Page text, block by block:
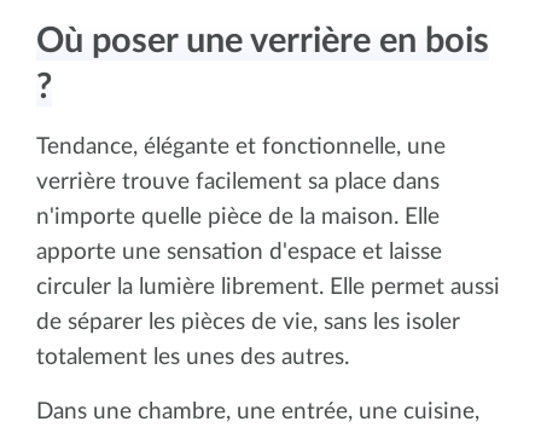
Où poser une verrière en bois
?
Tendance, élégante et fonctionnelle, une
verrière trouve facilement sa place dans
n'importe quelle pièce de la maison. Elle
apporte une sensation d'espace et laisse
circuler la lumière librement. Elle permet aussi
de séparer les pièces de vie, sans les isoler
totalement les unes des autres.
Dans une chambre, une entrée, une cuisine,